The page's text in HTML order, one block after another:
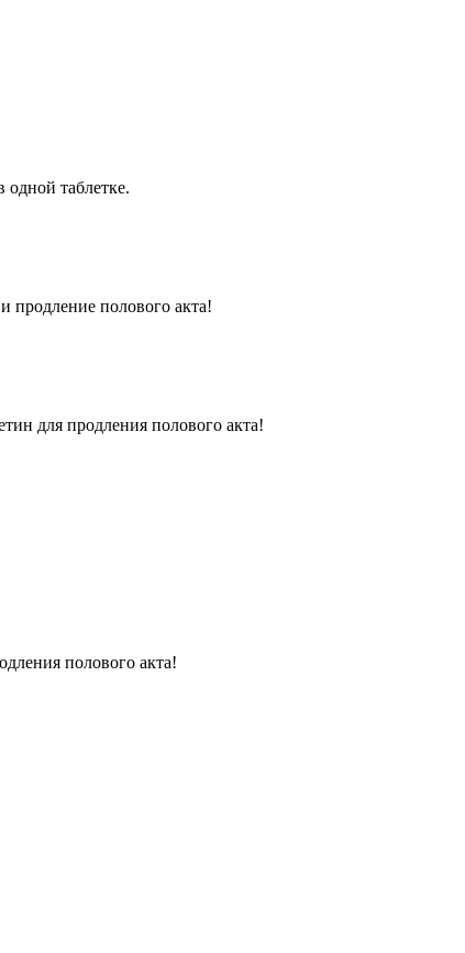
одной таблетке.
продление полового акта!
для продления полового акта!
полового акта!